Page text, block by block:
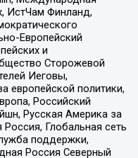
ИстЧам Финланд,
Европейский
и
Сторожевой
Иеговы,
европейской политики,
Российский
Русская Америка за
Глобальная сеть
поддержки,
Россия Северный